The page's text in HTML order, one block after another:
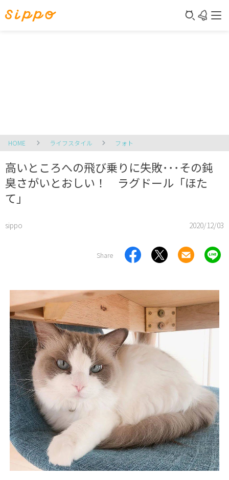
HOME ライフスタイル フォト
高いところへの飛び乗りに失敗･･･その鈍
臭さがいとおしい！ ラグドール「ほた
て」
sippo 2020/12/03
Share